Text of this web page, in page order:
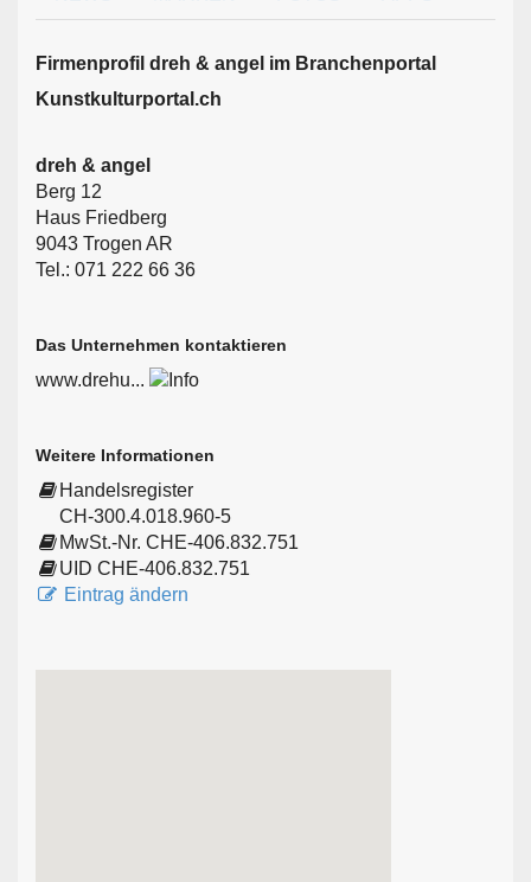
Firmen­profil dreh & angel im Branchen­portal
Kunstkulturportal.ch
dreh & angel
Berg 12
Haus Friedberg
9043 Trogen AR
Tel.: 071 222 66 36
Das Unternehmen kontaktieren
www.drehu...
Weitere Informationen
Handelsregister
CH-300.4.018.960-5
MwSt.-Nr. CHE-406.832.751
UID CHE-406.832.751
Eintrag ändern